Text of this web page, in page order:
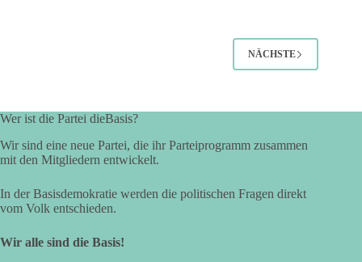
NÄCHSTE
Wer ist die Partei dieBasis?
Wir sind eine neue Partei, die ihr Parteiprogramm zusammen
mit den Mitgliedern entwickelt.
In der Basisdemokratie werden die politischen Fragen direkt
vom Volk entschieden.
Wir alle sind die Basis!